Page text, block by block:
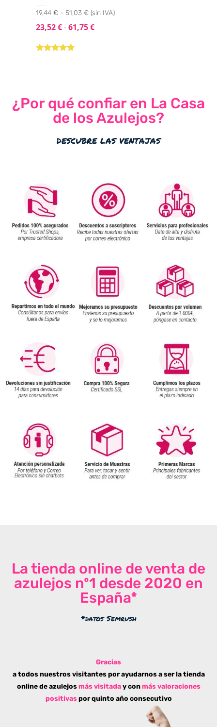
19,44 € - 51,03 € (sin IVA)
23,52€-61,75€
¿Por qué confiar en La Casa
de los Azulejos?
descubre las ventajas
La tienda online de venta de
azulejos nº1 desde 2020 en
España*
*datos Semrush
Gracias
a todos nuestros visitantes por ayudarnos a ser la tienda
online de azulejos más visitaday conmás valoraciones
positivaspor quinto año consecutivo